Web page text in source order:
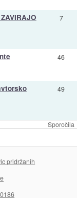
Sporočila
7
46
49
pridržanih